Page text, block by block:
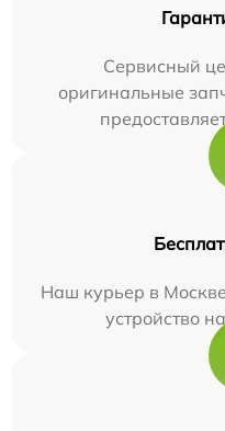
Сервисный
оригинальные
Наш курьер в
устройство